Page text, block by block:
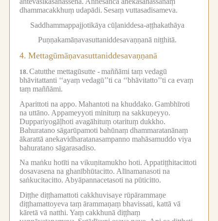
dhammacakkhuṃ udapādi. Sesaṃ vuttasadisameva.
Saddhammappajjotikāya cūḷaniddesa-aṭṭhakathāya
Puṇṇakamāṇavasuttaniddesavaṇṇanā niṭṭhitā.
4. Mettagūmāṇavasuttaniddesavaṇṇanā
18. Catutthe mettagūsutte -maññāmi taṃ vedagū
bhāvitattanti ‘‘ayaṃ vedagū’’ti ca ‘‘bhāvitatto’’ti ca evaṃ
taṃ maññāmi.
Aparittoti na appo. Mahantoti na khuddako. Gambhīroti
na uttāno. Appameyyoti minituṃ na sakkuṇeyyo.
Duppariyogāḷhoti avagāhituṃ otarituṃ dukkho.
Bahuratano sāgarūpamoti bahūnaṃ dhammaratanānaṃ
ākarattā anekavidharatanasampanno mahāsamuddo viya
bahuratano sāgarasadiso.
Na maṅku hotīti na vikuṇitamukho hoti. Appatiṭṭhitacittoti
dosavasena na ghanībhūtacitto. Alīnamanasoti na
saṅkucitacitto. Abyāpannacetasoti na pūticitto.
Diṭṭhe diṭṭhamattoti cakkhuvisaye rūpārammaṇe
diṭṭhamattoyeva taṃ ārammaṇaṃ bhavissati, kattā vā
kāretā vā natthi. Yaṃ cakkhunā diṭṭhaṃ